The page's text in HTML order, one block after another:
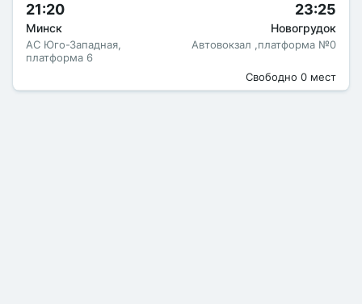
21:20
Минск
АС Юго-Западная,
платформа 6
23:25
Новогрудок
Автовокзал ,платформа №0
Свободно 0 мест